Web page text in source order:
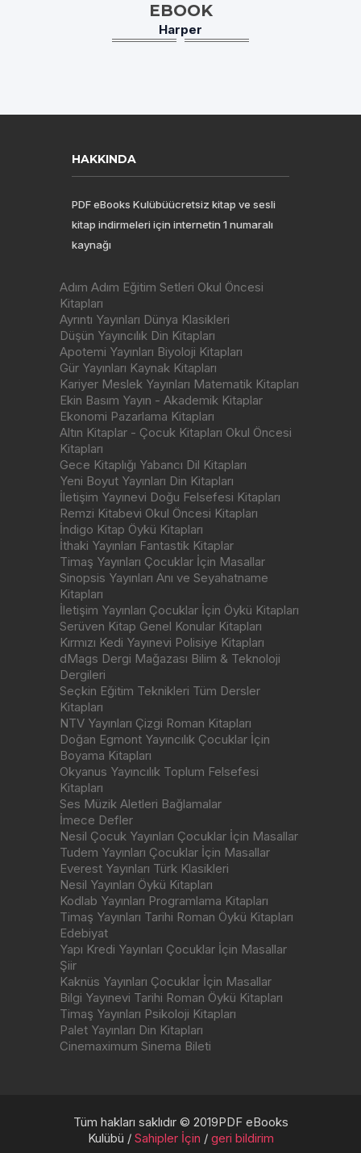
EBOOK
Harper
HAKKINDA
PDF eBooks Kulübüücretsiz kitap ve sesli
kitap indirmeleri için internetin 1 numaralı
kaynağı
Adım Adım Eğitim Setleri Okul Öncesi
Kitapları
Ayrıntı Yayınları Dünya Klasikleri
Düşün Yayıncılık Din Kitapları
Apotemi Yayınları Biyoloji Kitapları
Gür Yayınları Kaynak Kitapları
Kariyer Meslek Yayınları Matematik Kitapları
Ekin Basım Yayın - Akademik Kitaplar
Ekonomi Pazarlama Kitapları
Altın Kitaplar - Çocuk Kitapları Okul Öncesi
Kitapları
Gece Kitaplığı Yabancı Dil Kitapları
Yeni Boyut Yayınları Din Kitapları
İletişim Yayınevi Doğu Felsefesi Kitapları
Remzi Kitabevi Okul Öncesi Kitapları
İndigo Kitap Öykü Kitapları
İthaki Yayınları Fantastik Kitaplar
Timaş Yayınları Çocuklar İçin Masallar
Sinopsis Yayınları Anı ve Seyahatname
Kitapları
İletişim Yayınları Çocuklar İçin Öykü Kitapları
Serüven Kitap Genel Konular Kitapları
Kırmızı Kedi Yayınevi Polisiye Kitapları
dMags Dergi Mağazası Bilim & Teknoloji
Dergileri
Seçkin Eğitim Teknikleri Tüm Dersler
Kitapları
NTV Yayınları Çizgi Roman Kitapları
Doğan Egmont Yayıncılık Çocuklar İçin
Boyama Kitapları
Okyanus Yayıncılık Toplum Felsefesi
Kitapları
Ses Müzik Aletleri Bağlamalar
İmece Defler
Nesil Çocuk Yayınları Çocuklar İçin Masallar
Tudem Yayınları Çocuklar İçin Masallar
Everest Yayınları Türk Klasikleri
Nesil Yayınları Öykü Kitapları
Kodlab Yayınları Programlama Kitapları
Timaş Yayınları Tarihi Roman Öykü Kitapları
Edebiyat
Yapı Kredi Yayınları Çocuklar İçin Masallar
Şiir
Kaknüs Yayınları Çocuklar İçin Masallar
Bilgi Yayınevi Tarihi Roman Öykü Kitapları
Timaş Yayınları Psikoloji Kitapları
Palet Yayınları Din Kitapları
Cinemaximum Sinema Bileti
Tüm hakları saklıdır © 2019PDF eBooks
Kulübü / Sahipler İçin / geri bildirim